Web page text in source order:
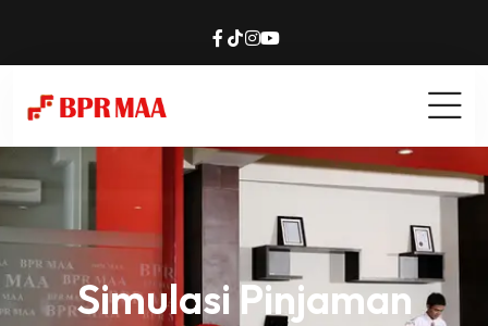
Simulasi Pinjaman